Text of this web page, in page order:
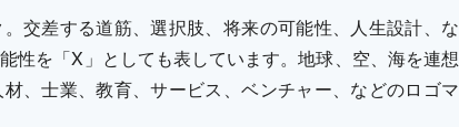
交差する道筋、選択肢、将来の可能性、人生設計、な
性を「X」としても表しています。地球、空、海を連想
、士業、教育、サービス、ベンチャー、などのロゴマ